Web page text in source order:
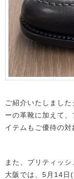
ご紹介いたしまし
ーの革靴に加えて
イテムもご優待の対
また、ブリティッ
大阪では、5月14